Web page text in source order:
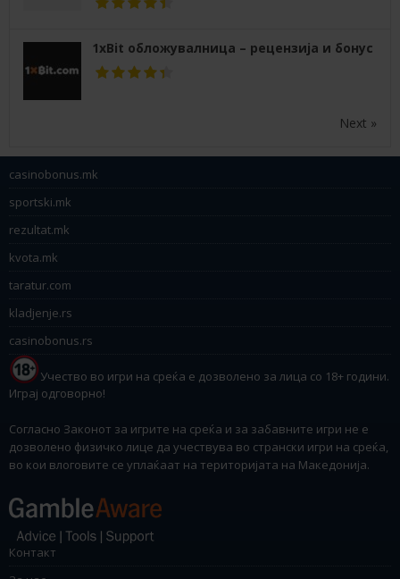
1xBit обложувалница – рецензија и бонус
Next »
casinobonus.mk
sportski.mk
rezultat.mk
kvota.mk
taratur.com
kladjenje.rs
casinobonus.rs
Учество во игри на среќа е дозволено за лица со 18+ години.
Играј одговорно!
Согласно Законот за игрите на среќа и за забавните игри не е
дозволено физичко лице да учествува во странски игри на среќа,
во кои влоговите се уплаќаат на територијата на Македонија.
Контакт